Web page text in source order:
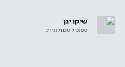
שיקו יגן
סמנכ״ל טכנולוגיות